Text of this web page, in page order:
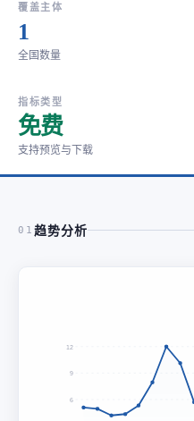
覆盖主体
1
全国数量
指标类型
免费
支持预览与下载
01 趋势分析
12
9
6